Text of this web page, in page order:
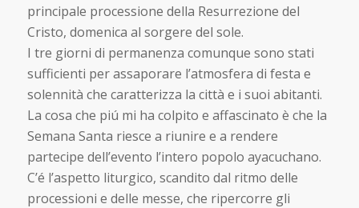
principale processione della Resurrezione del
Cristo, domenica al sorgere del sole.
I tre giorni di permanenza comunque sono stati
sufficienti per assaporare l’atmosfera di festa e
solennità che caratterizza la città e i suoi abitanti.
La cosa che piú mi ha colpito e affascinato è che la
Semana Santa riesce a riunire e a rendere
partecipe dell’evento l’intero popolo ayacuchano.
C’é l’aspetto liturgico, scandito dal ritmo delle
processioni e delle messe, che ripercorre gli